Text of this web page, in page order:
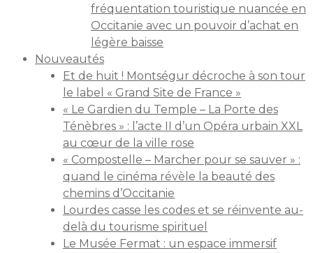
fréquentation touristique nuancée en
Occitanie avec un pouvoir d’achat en
légère baisse
Nouveautés
Et de huit ! Montségur décroche à son tour
le label « Grand Site de France »
« Le Gardien du Temple – La Porte des
Ténèbres » : l’acte II d’un Opéra urbain XXL
au cœur de la ville rose
« Compostelle – Marcher pour se sauver » :
quand le cinéma révèle la beauté des
chemins d’Occitanie
Lourdes casse les codes et se réinvente au-
delà du tourisme spirituel
Le Musée Fermat : un espace immersif